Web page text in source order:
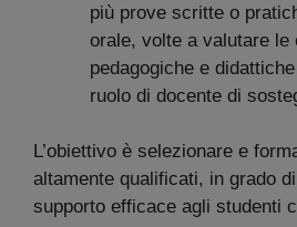
più prove scritte o
orale, volte a valutare le
pedagogiche e
ruolo di docente di
L’obiettivo è selezionare e
altamente qualificati, in grado
supporto efficace agli studenti